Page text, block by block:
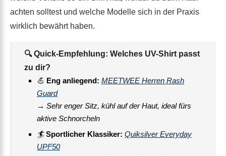
achten solltest und welche Modelle sich in der Praxis
wirklich bewährt haben.
🔍 Quick-Empfehlung: Welches UV-Shirt passt
zu dir?
💪 Eng anliegend: MEETWEE Herren Rash
Guard
→ Sehr enger Sitz, kühl auf der Haut, ideal fürs
aktive Schnorcheln
🏄Sportlicher Klassiker: Quiksilver Everyday
UPF50